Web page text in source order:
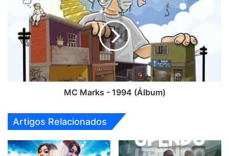
Marks
(Álbum)
MC Marks - 1994 (Álbum)
Artigos Relacionados